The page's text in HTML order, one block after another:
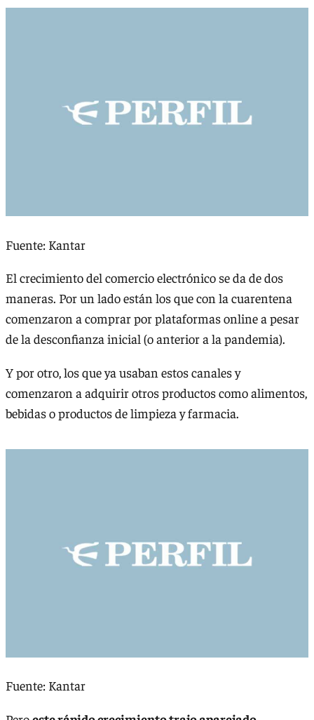
Fuente: Kantar
El crecimiento del comercio electrónico se da de dos
maneras. Por un lado están los que con la cuarentena
comenzaron a comprar por plataformas online a pesar
de la desconfianza inicial (o anterior a la pandemia).
Y por otro, los que ya usaban estos canales y
comenzaron a adquirir otros productos como alimentos,
bebidas o productos de limpieza y farmacia.
Fuente: Kantar